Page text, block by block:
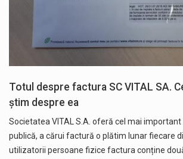
Totul despre factura SC VITAL SA.
știm despre ea
Societatea VITAL S.A. oferă cel mai
publică, a cărui factură o plătim lunar fiecare
utilizatorii persoane fizice factura conține